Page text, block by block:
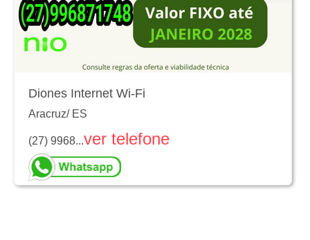
Diones Internet Wi-Fi
Aracruz/ ES
(27) 9968...ver telefone